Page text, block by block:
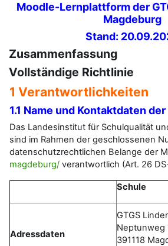
Moodle-Lernplattform der
Magdeburg
Stand:
Zusammenfassung
Vollständige Richtlinie
1 Verantwortlichkeiten
1.1 Name und Kontaktdaten
Das Landesinstitut für Schulqualität
sind im Rahmen der geschlossenen
datenschutzrechtlichen Belange der
magdeburg/ verantwortlich (Art. 26
Schule
Adressdaten
GTGS
Neptunweg
391118